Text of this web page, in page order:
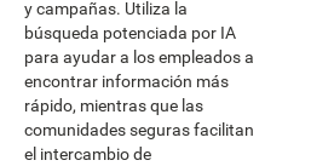
y campañas. Utiliza la
búsqueda potenciada por IA
para ayudar a los empleados a
encontrar información más
rápido, mientras que las
comunidades seguras facilitan
el intercambio de